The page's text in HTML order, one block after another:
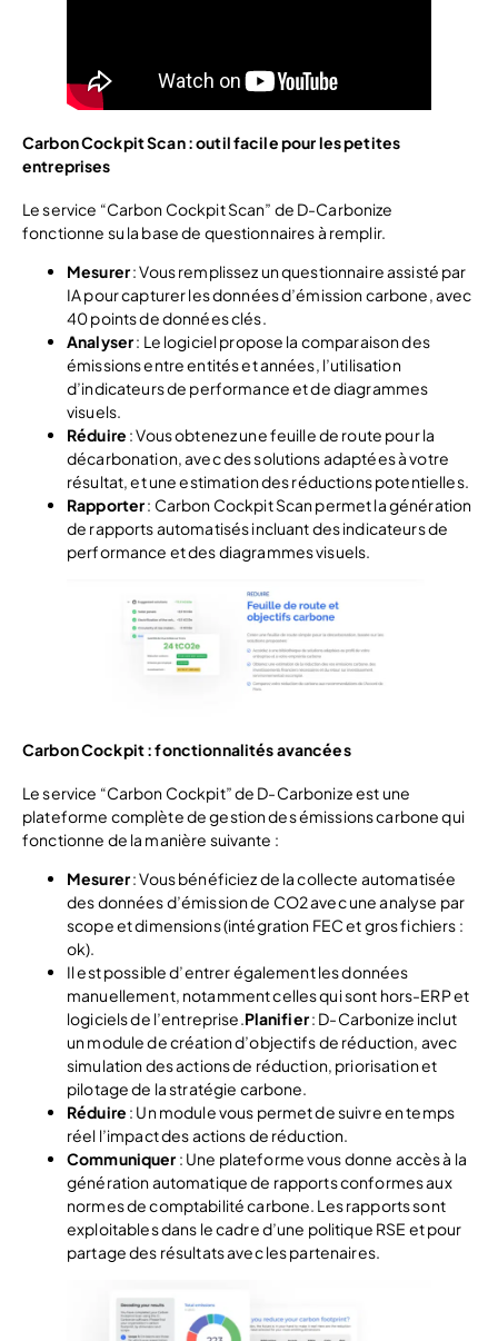
Carbon Cockpit Scan : outil facile pour les petites
entreprises
Le service “Carbon Cockpit Scan” de D-Carbonize
fonctionne su la base de questionnaires à remplir.
Mesurer: Vous remplissez un questionnaire assisté par
IA pour capturer les données d’émission carbone, avec
40 points de données clés.
Analyser: Le logiciel propose la comparaison des
émissions entre entités et années, l’utilisation
d’indicateurs de performance et de diagrammes
visuels.
Réduire : Vous obtenez une feuille de route pour la
décarbonation, avec des solutions adaptées à votre
résultat, et une estimation des réductions potentielles.
Rapporter: Carbon Cockpit Scan permet la génération
de rapports automatisés incluant des indicateurs de
performance et des diagrammes visuels.
Carbon Cockpit : fonctionnalités avancées
Le service “Carbon Cockpit” de D-Carbonize est une
plateforme complète de gestion des émissions carbone qui
fonctionne de la manière suivante :
Mesurer: Vous bénéficiez de la collecte automatisée
des données d’émission de CO2 avec une analyse par
scope et dimensions (intégration FEC et gros fichiers :
ok).
Il est possible d’entrer également les données
manuellement, notamment celles qui sont hors-ERP et
logiciels de l’entreprise.Planifier: D-Carbonize inclut
un module de création d’objectifs de réduction, avec
simulation des actions de réduction, priorisation et
pilotage de la stratégie carbone.
Réduire : Un module vous permet de suivre en temps
réel l’impact des actions de réduction.
Communiquer : Une plateforme vous donne accès à la
génération automatique de rapports conformes aux
normes de comptabilité carbone. Les rapports sont
exploitables dans le cadre d’une politique RSE et pour
partage des résultats avec les partenaires.